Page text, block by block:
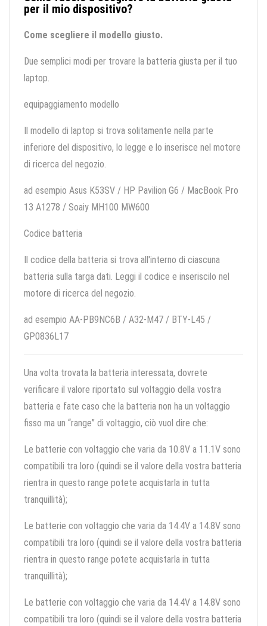
per il mio dispositivo?
Come scegliere il modello giusto.
Due semplici modi per trovare la batteria giusta per il tuo
laptop.
equipaggiamento modello
Il modello di laptop si trova solitamente nella parte
inferiore del dispositivo, lo legge e lo inserisce nel motore
di ricerca del negozio.
ad esempio Asus K53SV / HP Pavilion G6 / MacBook Pro
13 A1278 / Soaiy MH100 MW600
Codice batteria
Il codice della batteria si trova all'interno di ciascuna
batteria sulla targa dati. Leggi il codice e inseriscilo nel
motore di ricerca del negozio.
ad esempio AA-PB9NC6B / A32-M47 / BTY-L45 /
GP0836L17
Una volta trovata la batteria interessata, dovrete
verificare il valore riportato sul voltaggio della vostra
batteria e fate caso che la batteria non ha un voltaggio
fisso ma un “range” di voltaggio, ciò vuol dire che:
Le batterie con voltaggio che varia da 10.8V a 11.1V sono
compatibili tra loro (quindi se il valore della vostra batteria
rientra in questo range potete acquistarla in tutta
tranquillità);
Le batterie con voltaggio che varia da 14.4V a 14.8V sono
compatibili tra loro (quindi se il valore della vostra batteria
rientra in questo range potete acquistarla in tutta
tranquillità);
Le batterie con voltaggio che varia da 14.4V a 14.8V sono
compatibili tra loro (quindi se il valore della vostra batteria